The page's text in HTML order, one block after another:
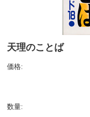
天理のことば
価格:
数量: